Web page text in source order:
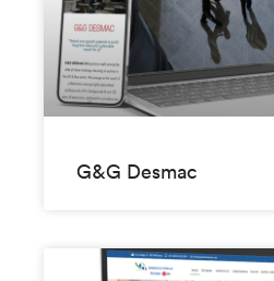
G&G Desmac